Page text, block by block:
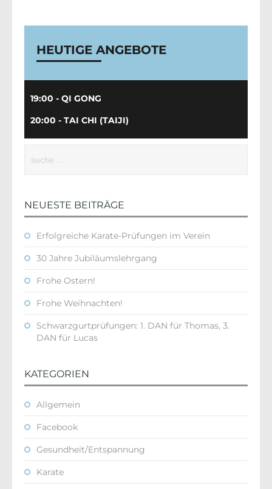
HEUTIGE ANGEBOTE
19:00 - QI GONG
20:00 - TAI CHI (TAIJI)
NEUESTE BEITRÄGE
Erfolgreiche Karate-Prüfungen im Verein
30 Jahre Jubiläumslehrgang
Frohe Ostern!
Frohe Weihnachten!
Schwarzgurtprüfungen: 1. DAN für Thomas, 3.
DAN für Lucas
KATEGORIEN
Allgemein
Facebook
Gesundheit/Entspannung
Karate